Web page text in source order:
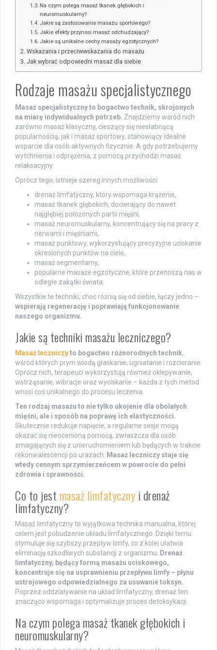
Na czym polega masaż tkanek głębokich i
neuromuskularny?
Jakie są zastosowania masażu sportowego?
Jakie efekty przynosi masaż odchudzający?
Jakie są unikalne cechy masaży egzotycznych?
Wskazania i przeciwwskazania do masażu
Jak wybrać odpowiedni masaż dla siebie
Rodzaje masażu specjalistycznego
Masaż specjalistyczny to bogactwo technik, skrojonych
na miarę indywidualnych potrzeb. Znajdziemy wśród nich
zarówno masaż klasyczny, cieszący się niesłabnącą
popularnością, jak i masaż sportowy, stanowiący idealne
wsparcie dla osób aktywnych fizycznie. A gdy potrzebujemy
wytchnienia i odprężenia, z pomocą przychodzi masaż
relaksacyjny.
Oprócz tego, istnieje szereg innych możliwości:
drenaż limfatyczny, który wspomaga krążenie,
masaż tkanek głębokich, docierający do nawet
najgłębiej położonych partii mięśni,
masaż neuromuskularny, koncentrujący się na pracy z
nerwami i mięśniami,
masaż punktowy, wykorzystujący precyzyjne uciskanie
określonych punktów na ciele,
masaż segmentarny,
popularne masaże egzotyczne, które przenoszą nas w
odległe zakątki świata.
Wszystkie te techniki, choć różnią się od siebie, łączy jedno –
wspierają regenerację i poprawiają funkcjonowanie
naszego organizmu.
Jakie są techniki masażu leczniczego?
Masaż leczniczyto bogactwo różnorodnych technik,
wśród których prym wiodą głaskanie, ugniatanie i rozcieranie.
Oprócz nich, terapeuci wykorzystują również oklepywanie,
wstrząsanie, wibracje oraz wyciskanie – każda z tych metod
wnosi coś unikalnego do procesu leczenia.
Ten rodzaj masażu to nie tylko ukojenie dla obolałych
mięśni, ale i sposób na poprawę ich elastyczności.
Skutecznie redukuje napięcie, a regularne sesje mogą
okazać się nieocenioną pomocą, zwłaszcza dla osób
zmagających się z unieruchomieniem lub będących w trakcie
rekonwalescencji po urazach. Masaż leczniczy staje się
wtedy cennym sprzymierzeńcem w powrocie do pełni
zdrowia i sprawności.
Co to jest masaż limfatyczny i drenaż
limfatyczny?
Masaż limfatyczny to wyjątkowa technika manualna, której
celem jest pobudzenie układu limfatycznego. Dzięki temu
stymuluje się szybszy przepływ limfy, co z kolei ułatwia
eliminację szkodliwych substancji z organizmu. Drenaż
limfatyczny, będący formą masażu uciskowego,
koncentruje się na usprawnieniu przepływu limfy – płynu
ustrojowego odpowiedzialnego za usuwanie toksyn.
Poprzez oddziaływanie na układ limfatyczny, drenaż ten
znacząco wspomaga i optymalizuje proces detoksykacji.
Na czym polega masaż tkanek głębokich i
neuromuskularny?